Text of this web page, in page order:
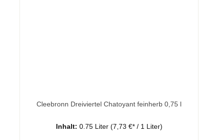
Cleebronn Dreiviertel Chatoyant feinherb 0,75 l
Inhalt: 0.75 Liter (7,73 €* / 1 Liter)